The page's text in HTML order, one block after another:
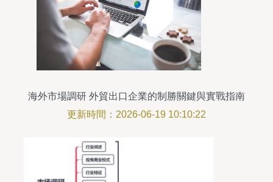
海外市場調研 外貿出口企業的制勝關鍵與實戰指南
更新時間：2026-06-19 10:10:22